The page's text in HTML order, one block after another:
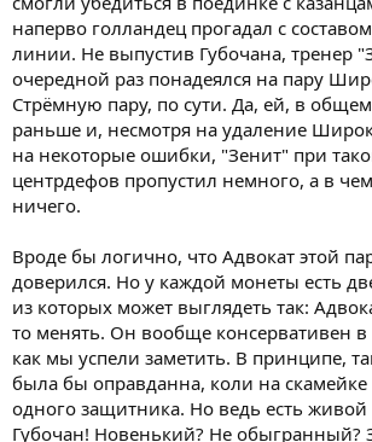
наперво голландец прогадал с
линии. Не выпустив Губочана, тренер
очередной раз понадеялся на пару
Стрёмную пару, по сути. Да, ей, в
раньше и, несмотря на удаление
на некоторые ошибки, "Зенит" при
центрдефов пропустил немного, а в
ничего.
Вроде бы логично, что Адвокат этой
доверился. Но у каждой монеты есть
из которых может выглядеть так:
то менять. Он вообще консервативен в
как мы успели заметить. В принципе,
была бы оправданна, коли на
одного защитника. Но ведь есть
Губочан! Новенький? Не обыгранный?